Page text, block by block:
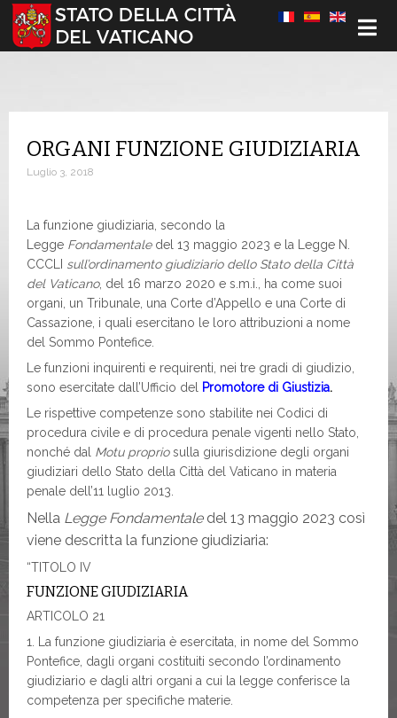
Seleziona la tua lingua
ORGANI FUNZIONE GIUDIZIARIA
Luglio 3, 2018
La funzione giudiziaria, secondo la
Legge Fondamentale del 13 maggio 2023 e la Legge N.
CCCLI sull’ordinamento giudiziario dello Stato della Città
del Vaticano, del 16 marzo 2020 e s.m.i., ha come suoi
organi, un Tribunale, una Corte d’Appello e una Corte di
Cassazione, i quali esercitano le loro attribuzioni a nome
del Sommo Pontefice.
Le funzioni inquirenti e requirenti, nei tre gradi di giudizio,
sono esercitate dall’Ufficio del
Promotore di Giustizia.
Le rispettive competenze sono stabilite nei Codici di
procedura civile e di procedura penale vigenti nello Stato,
nonché dal Motu propriosulla giurisdizione degli organi
giudiziari dello Stato della Città del Vaticano in materia
penale dell’11 luglio 2013.
Nella Legge Fondamentaledel 13 maggio 2023 così
viene descritta la funzione giudiziaria:
“TITOLO IV
FUNZIONE GIUDIZIARIA
ARTICOLO 21
1. La funzione giudiziaria è esercitata, in nome del Sommo
Pontefice, dagli organi costituiti secondo l’ordinamento
giudiziario e dagli altri organi a cui la legge conferisce la
competenza per specifiche materie.